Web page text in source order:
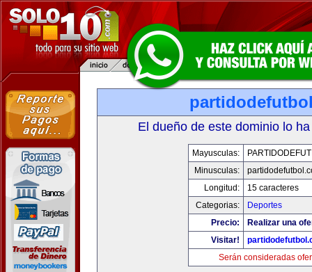
El dueño de este dominio lo
Mayusculas:
Minusculas:
Longitud:
15 caracteres
Categorias:
Deportes
Precio:
Realizar una
Visitar!
Serán consideradas